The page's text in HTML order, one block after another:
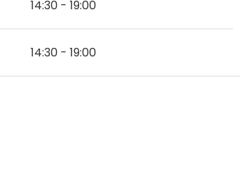
14:30 - 19:00
14:30 - 19:00